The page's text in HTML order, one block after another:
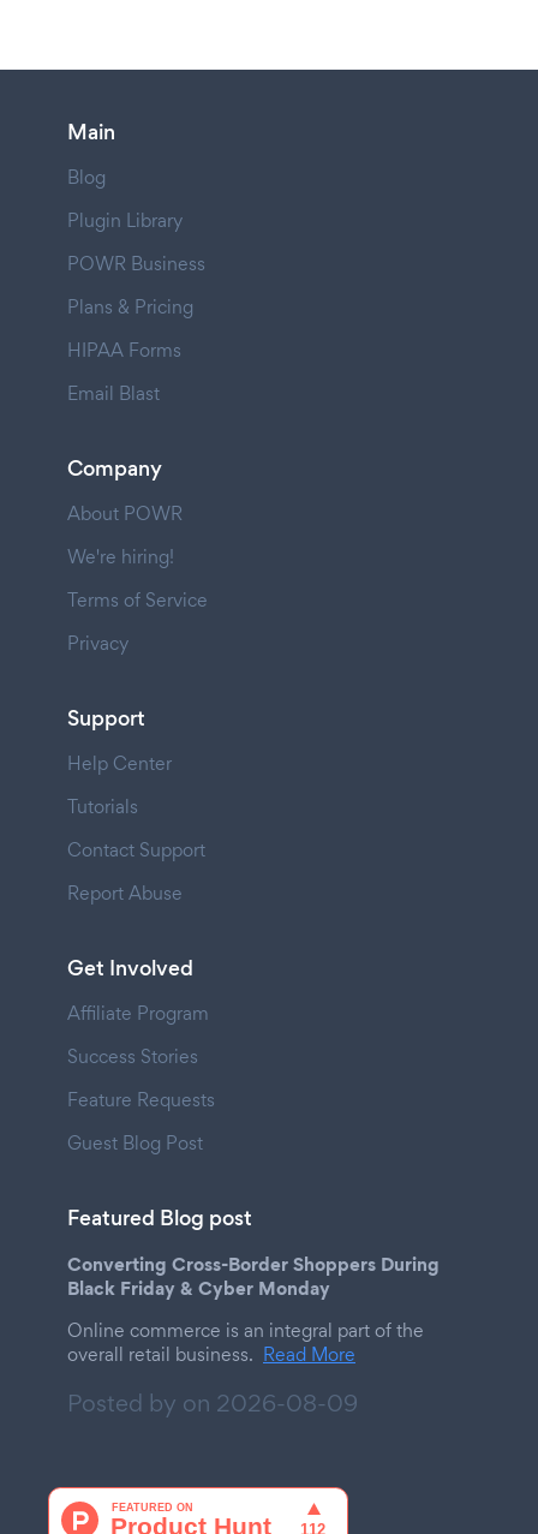
Main
Blog
Plugin Library
POWR Business
Plans & Pricing
HIPAA Forms
Email Blast
Company
About POWR
We're hiring!
Terms of Service
Privacy
Support
Help Center
Tutorials
Contact Support
Report Abuse
Get Involved
Affiliate Program
Success Stories
Feature Requests
Guest Blog Post
Featured Blog post
Converting Cross-Border Shoppers During
Black Friday & Cyber Monday
Online commerce is an integral part of the
overall retail business. Read More
Posted by on 2026-08-09